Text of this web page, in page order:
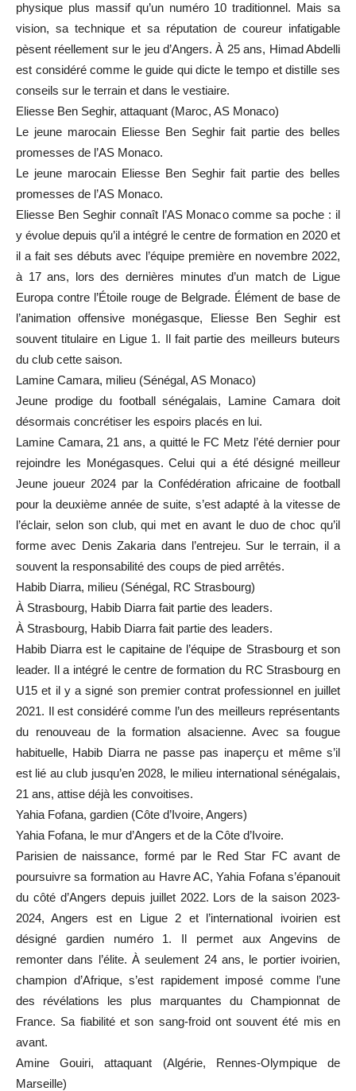
physique plus massif qu’un numéro 10 traditionnel. Mais sa
vision, sa technique et sa réputation de coureur infatigable
pèsent réellement sur le jeu d’Angers. À 25 ans, Himad Abdelli
est considéré comme le guide qui dicte le tempo et distille ses
conseils sur le terrain et dans le vestiaire.
Eliesse Ben Seghir, attaquant (Maroc, AS Monaco)
Le jeune marocain Eliesse Ben Seghir fait partie des belles
promesses de l’AS Monaco.
Le jeune marocain Eliesse Ben Seghir fait partie des belles
promesses de l’AS Monaco.
Eliesse Ben Seghir connaît l’AS Monaco comme sa poche : il
y évolue depuis qu’il a intégré le centre de formation en 2020 et
il a fait ses débuts avec l’équipe première en novembre 2022,
à 17 ans, lors des dernières minutes d’un match de Ligue
Europa contre l’Étoile rouge de Belgrade. Élément de base de
l’animation offensive monégasque, Eliesse Ben Seghir est
souvent titulaire en Ligue 1. Il fait partie des meilleurs buteurs
du club cette saison.
Lamine Camara, milieu (Sénégal, AS Monaco)
Jeune prodige du football sénégalais, Lamine Camara doit
désormais concrétiser les espoirs placés en lui.
Lamine Camara, 21 ans, a quitté le FC Metz l’été dernier pour
rejoindre les Monégasques. Celui qui a été désigné meilleur
Jeune joueur 2024 par la Confédération africaine de football
pour la deuxième année de suite, s’est adapté à la vitesse de
l’éclair, selon son club, qui met en avant le duo de choc qu’il
forme avec Denis Zakaria dans l’entrejeu. Sur le terrain, il a
souvent la responsabilité des coups de pied arrêtés.
Habib Diarra, milieu (Sénégal, RC Strasbourg)
À Strasbourg, Habib Diarra fait partie des leaders.
À Strasbourg, Habib Diarra fait partie des leaders.
Habib Diarra est le capitaine de l’équipe de Strasbourg et son
leader. Il a intégré le centre de formation du RC Strasbourg en
U15 et il y a signé son premier contrat professionnel en juillet
2021. Il est considéré comme l’un des meilleurs représentants
du renouveau de la formation alsacienne. Avec sa fougue
habituelle, Habib Diarra ne passe pas inaperçu et même s’il
est lié au club jusqu’en 2028, le milieu international sénégalais,
21 ans, attise déjà les convoitises.
Yahia Fofana, gardien (Côte d’Ivoire, Angers)
Yahia Fofana, le mur d’Angers et de la Côte d’Ivoire.
Parisien de naissance, formé par le Red Star FC avant de
poursuivre sa formation au Havre AC, Yahia Fofana s’épanouit
du côté d’Angers depuis juillet 2022. Lors de la saison 2023-
2024, Angers est en Ligue 2 et l’international ivoirien est
désigné gardien numéro 1. Il permet aux Angevins de
remonter dans l’élite. À seulement 24 ans, le portier ivoirien,
champion d’Afrique, s’est rapidement imposé comme l’une
des révélations les plus marquantes du Championnat de
France. Sa fiabilité et son sang-froid ont souvent été mis en
avant.
Amine Gouiri, attaquant (Algérie, Rennes-Olympique de
Marseille)